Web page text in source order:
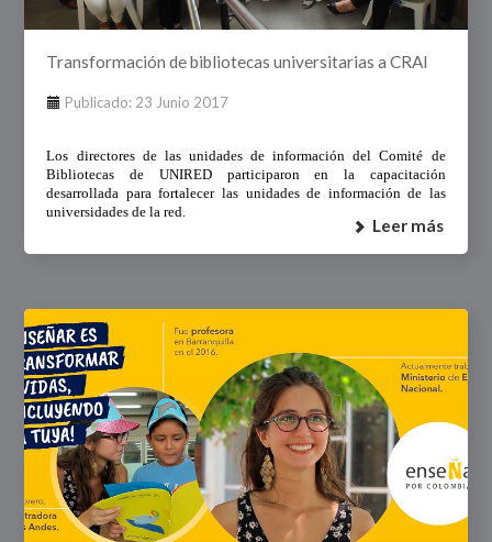
Transformación de bibliotecas universitarias a CRAI
Publicado: 23 Junio 2017
Los directores de las unidades de información del Comité de
Bibliotecas de UNIRED participaron en la capacitación
desarrollada para fortalecer las unidades de información de las
universidades de la red.
Leer más